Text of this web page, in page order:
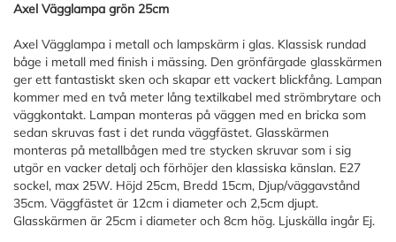
Axel Vägglampa grön 25cm
Axel Vägglampa i metall och lampskärm i glas. Klassisk rundad
båge i metall med finish i mässing. Den grönfärgade glasskärmen
ger ett fantastiskt sken och skapar ett vackert blickfång. Lampan
kommer med en två meter lång textilkabel med strömbrytare och
väggkontakt. Lampan monteras på väggen med en bricka som
sedan skruvas fast i det runda väggfästet. Glasskärmen
monteras på metallbågen med tre stycken skruvar som i sig
utgör en vacker detalj och förhöjer den klassiska känslan. E27
sockel, max 25W. Höjd 25cm, Bredd 15cm, Djup/väggavstånd
35cm. Väggfästet är 12cm i diameter och 2,5cm djupt.
Glasskärmen är 25cm i diameter och 8cm hög. Ljuskälla ingår Ej.